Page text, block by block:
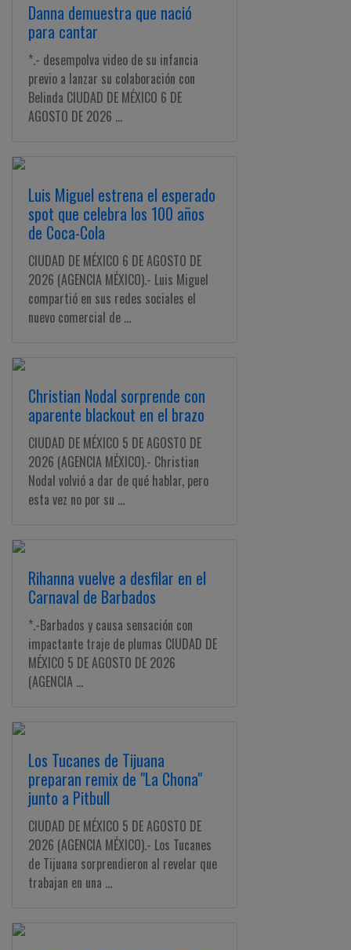
Danna demuestra que nació
para cantar
*.- desempolva video de su infancia
previo a lanzar su colaboración con
Belinda CIUDAD DE MÉXICO 6 DE
AGOSTO DE 2026 ...
Luis Miguel estrena el esperado
spot que celebra los 100 años
de Coca-Cola
CIUDAD DE MÉXICO 6 DE AGOSTO DE
2026 (AGENCIA MÉXICO).- Luis Miguel
compartió en sus redes sociales el
nuevo comercial de ...
Christian Nodal sorprende con
aparente blackout en el brazo
CIUDAD DE MÉXICO 5 DE AGOSTO DE
2026 (AGENCIA MÉXICO).- Christian
Nodal volvió a dar de qué hablar, pero
esta vez no por su ...
Rihanna vuelve a desfilar en el
Carnaval de Barbados
*.-Barbados y causa sensación con
impactante traje de plumas CIUDAD DE
MÉXICO 5 DE AGOSTO DE 2026
(AGENCIA ...
Los Tucanes de Tijuana
preparan remix de "La Chona"
junto a Pitbull
CIUDAD DE MÉXICO 5 DE AGOSTO DE
2026 (AGENCIA MÉXICO).- Los Tucanes
de Tijuana sorprendieron al revelar que
trabajan en una ...